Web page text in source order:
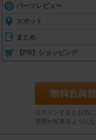
パーツレビュー
スポット
まとめ
【PR】ショッピング
ログインするとお気
管理が出来るように